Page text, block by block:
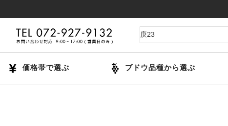
価格帯で選ぶ ブドウ品種から選ぶ